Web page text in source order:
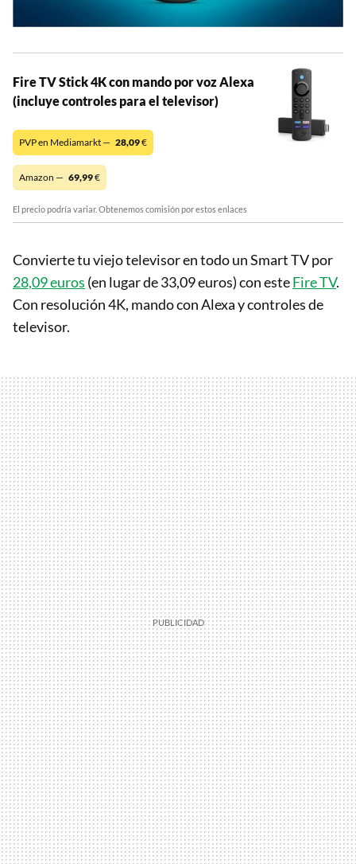
Fire TV Stick 4K con mando por voz Alexa
(incluye controles para el televisor)
PVP en Mediamarkt — 28,09€
Amazon — 69,99€
El precio podría variar. Obtenemos comisión por estos enlaces
Convierte tu viejo televisor en todo un Smart TV por
28,09 euros (en lugar de 33,09 euros) con esteFire TV.
Con resolución 4K, mando con Alexa y controles de
televisor.